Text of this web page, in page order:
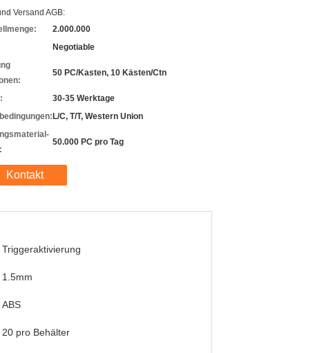
Versand AGB:
2.000.000
Negotiable
50 PC/Kasten, 10 Kästen/Ctn
30-35 Werktage
L/C, T/T, Western Union
50.000 PC pro Tag
Kontakt
Triggeraktivierung
1.5mm
ABS
20 pro Behälter